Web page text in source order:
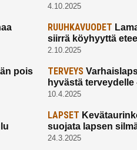
4.10.2025
RUUHKAVUODET
siirrä köyhyyttä
2.10.2025
pois
TERVEYS
hyvästä
10.4.2025
LAPSET
suojata lapsen
24.3.2025